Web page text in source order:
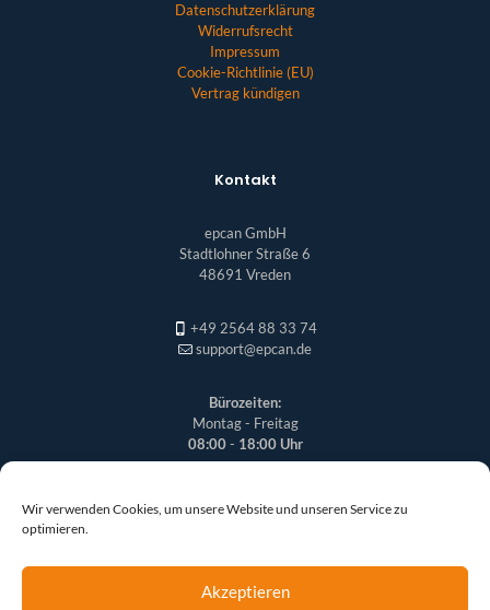
Wir verwenden Cookies, um unsere Website und unseren Service zu
optimieren.
Akzeptieren
Datenschutzerklärung
Widerrufsrecht
Impressum
Cookie-Richtlinie (EU)
Vertrag kündigen
Kontakt
epcan GmbH
Stadtlohner Straße 6
48691 Vreden
+49 2564 88 33 74
support@epcan.de
Bürozeiten:
Montag - Freitag
08:00- 18:00 Uhr